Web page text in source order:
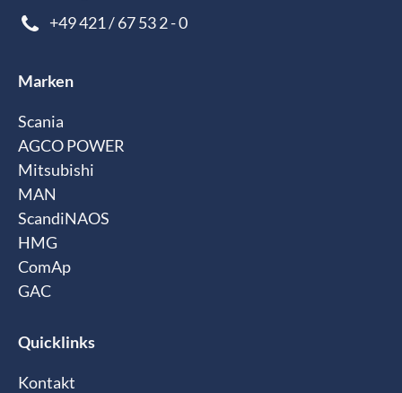
+49 421 / 67 53 2 - 0
Marken
Scania
AGCO POWER
Mitsubishi
MAN
ScandiNAOS
HMG
ComAp
GAC
Quicklinks
Kontakt